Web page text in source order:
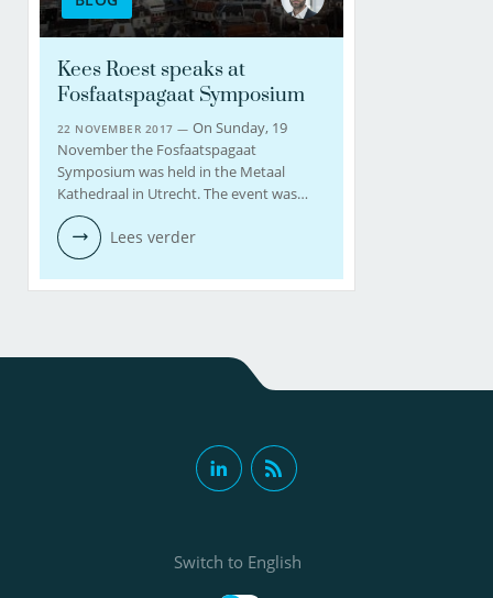
Kees Roest speaks at
Fosfaatspagaat Symposium
22 NOVEMBER 2017 —On Sunday, 19
November the Fosfaatspagaat
Symposium was held in the Metaal
Kathedraal in Utrecht. The event was…
Lees verder
Switch to English